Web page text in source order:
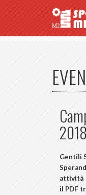
2018
Gentili
attività
il PDF